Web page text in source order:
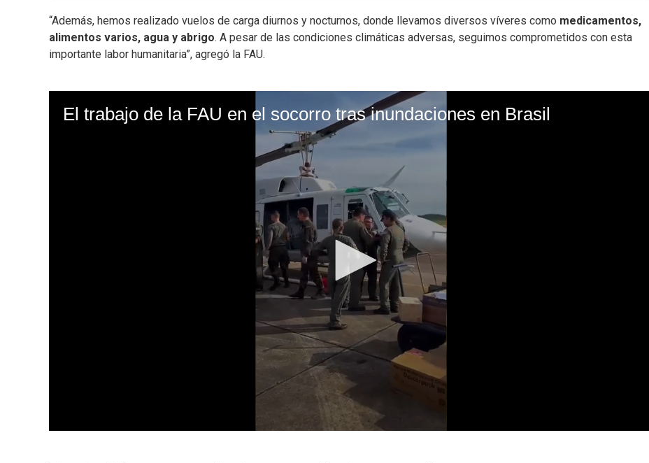
“Además, hemos realizado vuelos de carga diurnos y nocturnos, donde llevamos diversos víveres como medicamentos,
alimentos varios, agua y abrigo. A pesar de las condiciones climáticas adversas, seguimos comprometidos con esta
importante labor humanitaria”, agregó la FAU.